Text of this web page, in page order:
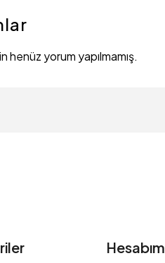
henüz yorum yapılmamış.
Hesabım